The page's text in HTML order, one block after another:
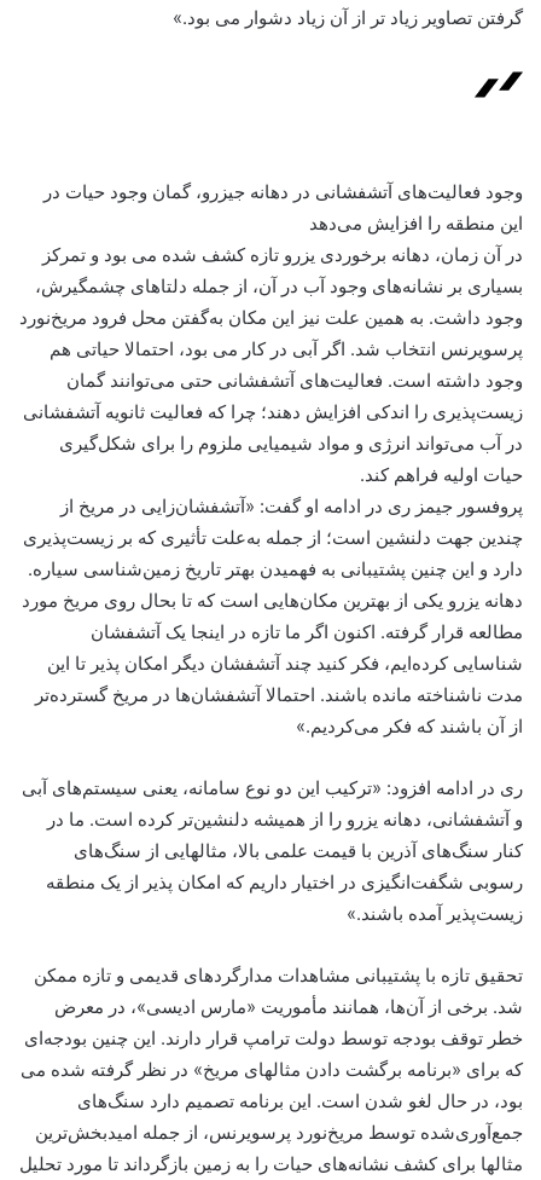
گرفتن تصاویر زیاد تر از آن زیاد دشوار می بود.»
وجود فعالیت‌های آتشفشانی در دهانه جیزرو، گمان وجود حیات در
این منطقه را افزایش می‌دهد
در آن زمان، دهانه برخوردی یزرو تازه کشف شده می بود و تمرکز
بسیاری بر نشانه‌های وجود آب در آن، از جمله دلتاهای چشمگیرش،
وجود داشت. به همین علت نیز این مکان به‌گفتن محل فرود مریخ‌نورد
پرسویرنس انتخاب شد. اگر آبی در کار می بود، احتمالا حیاتی هم
وجود داشته است. فعالیت‌های آتشفشانی حتی می‌توانند گمان
زیست‌پذیری را اندکی افزایش دهند؛ چرا که فعالیت ثانویه آتشفشانی
در آب می‌تواند انرژی و مواد شیمیایی ملزوم را برای شکل‌گیری
حیات اولیه فراهم کند.
پروفسور جیمز ری در ادامه او گفت: «آتشفشان‌زایی در مریخ از
چندین جهت دلنشین است؛ از جمله به‌علت تأثیری که بر زیست‌پذیری
دارد و این چنین پشتیبانی به فهمیدن بهتر تاریخ زمین‌شناسی سیاره.
دهانه یزرو یکی از بهترین مکان‌هایی است که تا بحال روی مریخ مورد
مطالعه قرار گرفته. اکنون اگر ما تازه در اینجا یک آتشفشان
شناسایی کرده‌ایم، فکر کنید چند آتشفشان دیگر امکان پذیر تا این
مدت ناشناخته مانده باشند. احتمالا آتشفشان‌ها در مریخ گسترده‌تر
از آن باشند که فکر می‌کردیم.»
ری در ادامه افزود: «ترکیب این دو نوع سامانه، یعنی سیستم‌های آبی
و آتشفشانی، دهانه یزرو را از همیشه دلنشین‌تر کرده است. ما در
کنار سنگ‌های آذرین با قیمت علمی بالا، مثالهایی از سنگ‌های
رسوبی شگفت‌انگیزی در اختیار داریم که امکان پذیر از یک منطقه
زیست‌پذیر آمده باشند.»
تحقیق تازه با پشتیبانی مشاهدات مدارگردهای قدیمی و تازه ممکن
شد. برخی از آن‌ها، همانند مأموریت «مارس ادیسی»، در معرض
خطر توقف بودجه توسط دولت ترامپ قرار دارند. این چنین بودجه‌ای
که برای «برنامه برگشت دادن مثالهای مریخ» در نظر گرفته شده می
بود، در حال لغو شدن است. این برنامه تصمیم دارد سنگ‌های
جمع‌آوری‌شده توسط مریخ‌نورد پرسویرنس، از جمله امیدبخش‌ترین
مثالها برای کشف نشانه‌های حیات را به زمین بازگرداند تا مورد تحلیل